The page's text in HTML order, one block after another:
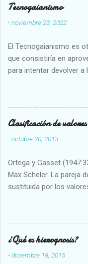
Tecnogaianismo
-noviembre 23, 2022
El Tecnogaianismo es
que consistiría en
para intentar devolver a
Clasificación de
-octubre 20, 2013
Ortega y Gasset
Max Scheler. La pareja
sustituida por los
Abundante-Escaso,etc
Vulgar Enérgico-Inerte
Intelectuales
Evidente-Probable,etc
malvado Justo-Injusto
¿Qué es hierognosis?
-diciembre 18, 2015